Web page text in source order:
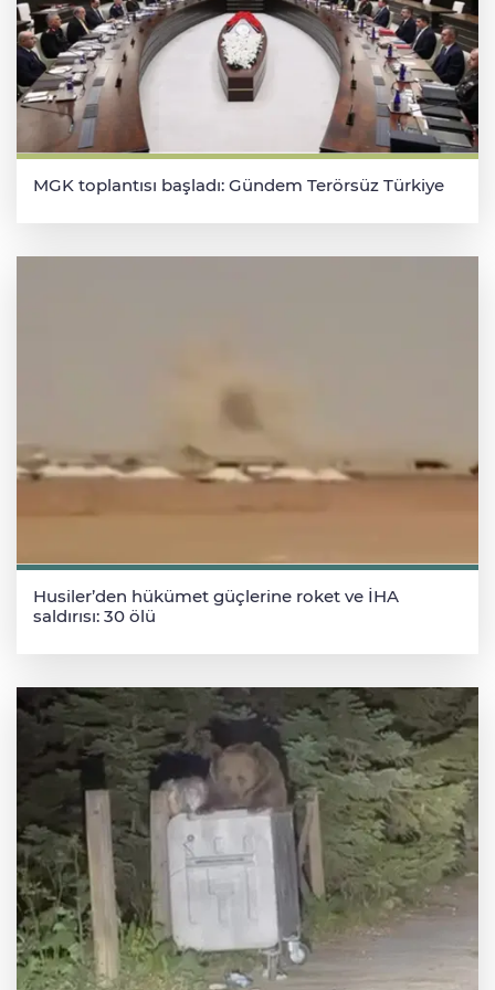
MGK toplantısı başladı: Gündem Terörsüz Türkiye
Husiler’den hükümet güçlerine roket ve İHA
saldırısı: 30 ölü